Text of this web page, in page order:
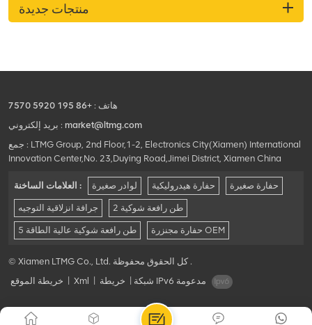
منتجات جديدة
هاتف : +86 195 5920 7570
بريد إلكتروني : market@ltmg.com
جمع : LTMG Group, 2nd Floor,1-2, Electronics City(Xiamen) International
Innovation Center,No. 23,Duying Road,Jimei District, Xiamen China
العلامات الساخنة : لوادر صغيرة حفارة هيدروليكية حفارة صغيرة
جرافة انزلاقية التوجيه 2 طن رافعة شوكية
5 طن رافعة شوكية عالية الطاقة حفارة مجنزرة OEM
© Xiamen LTMG Co., Ltd. كل الحقوق محفوظة .
خريطة الموقع
Xml خريطة